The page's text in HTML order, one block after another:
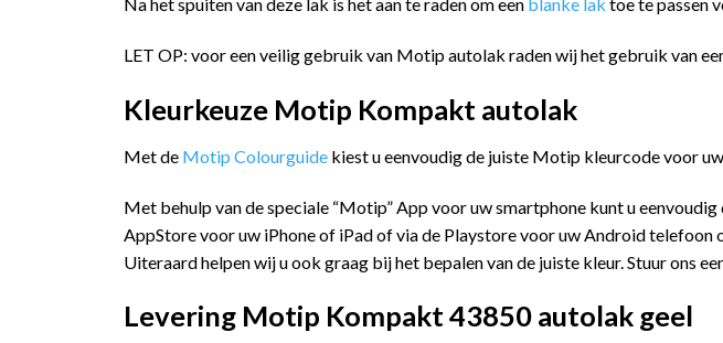
Na het spuiten van deze lak is het aan te raden om een blanke lak toe te passen
LET OP: voor een veilig gebruik van Motip autolak raden wij het gebruik van
Kleurkeuze Motip Kompakt autolak
Met de Motip Colourguide kiest u eenvoudig de juiste Motip kleurcode voor
Met behulp van de speciale “Motip” App voor uw smartphone kunt u
AppStore voor uw iPhone of iPad of via de Playstore voor uw Android telefoon
Uiteraard helpen wij u ook graag bij het bepalen van de juiste kleur. Stuur ons
Levering Motip Kompakt 43850 autolak geel